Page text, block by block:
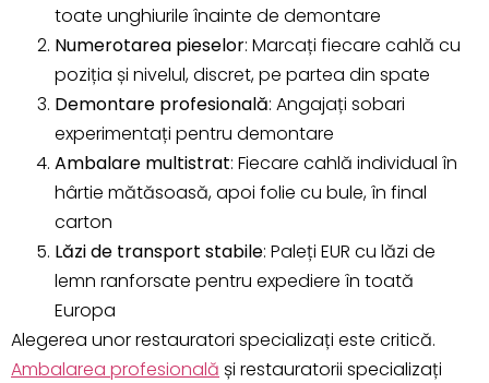
toate unghiurile înainte de demontare
Numerotarea pieselor: Marcați fiecare cahlă cu
poziția și nivelul, discret, pe partea din spate
Demontare profesională: Angajați sobari
experimentați pentru demontare
Ambalare multistrat: Fiecare cahlă individual în
hârtie mătăsoasă, apoi folie cu bule, în final
carton
Lăzi de transport stabile: Paleți EUR cu lăzi de
lemn ranforsate pentru expediere în toată
Europa
Alegerea unor restauratori specializați este critică.
Ambalarea profesională și restauratorii specializați